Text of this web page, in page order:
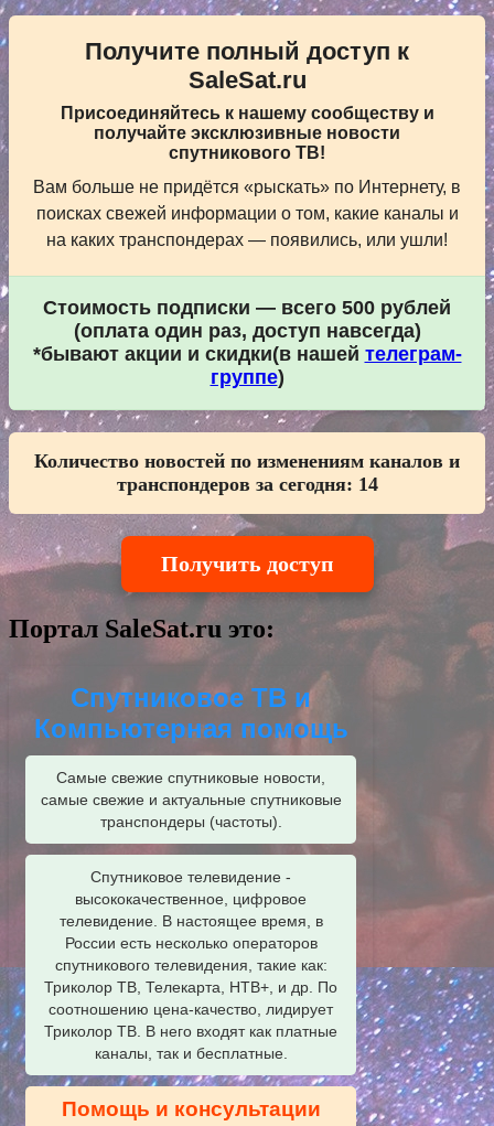
Получите полный доступ к
SaleSat.ru
Присоединяйтесь к нашему сообществу и
получайте эксклюзивные новости
спутникового ТВ!
Вам больше не придётся «рыскать» по Интернету, в
поисках свежей информации о том, какие каналы и
на каких транспондерах — появились, или ушли!
Стоимость подписки — всего 500 рублей
(оплата один раз, доступ навсегда)
*бывают акции и скидки(в нашей телеграм-
группе)
Количество новостей по изменениям каналов и
транспондеров за сегодня: 14
Получить доступ
Портал SaleSat.ru это:
Спутниковое ТВ и
Компьютерная помощь
Самые свежие спутниковые новости,
самые свежие и актуальные спутниковые
транспондеры (частоты).
Спутниковое телевидение -
высококачественное, цифровое
телевидение. В настоящее время, в
России есть несколько операторов
спутникового телевидения, такие как:
Триколор ТВ, Телекарта, НТВ+, и др. По
соотношению цена-качество, лидирует
Триколор ТВ. В него входят как платные
каналы, так и бесплатные.
Помощь и консультации